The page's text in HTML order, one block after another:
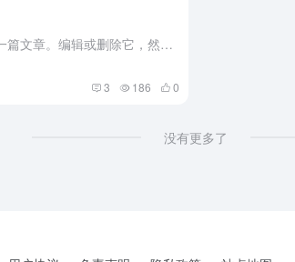
欢迎使用 WordPress。这是您的第一篇文章。编辑或删除它，然后开始写作吧！
3 186 0
没有更多了